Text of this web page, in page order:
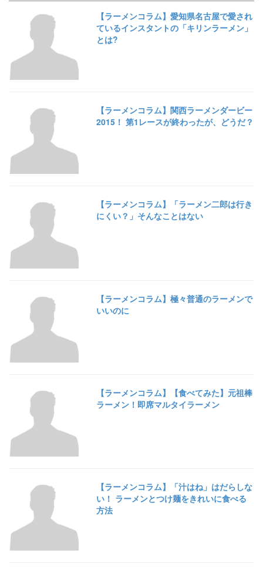
【ラーメンコラム】愛知県名古屋で愛され
ているインスタントの「キリンラーメン」
とは?
【ラーメンコラム】関西ラーメンダービー
2015！ 第1レースが終わったが、どうだ？
【ラーメンコラム】「ラーメン二郎は行き
にくい？」そんなことはない
【ラーメンコラム】極々普通のラーメンで
いいのに
【ラーメンコラム】【食べてみた】元祖棒
ラーメン！即席マルタイラーメン
【ラーメンコラム】「汁はね」はだらしな
い！ ラーメンとつけ麺をきれいに食べる
方法